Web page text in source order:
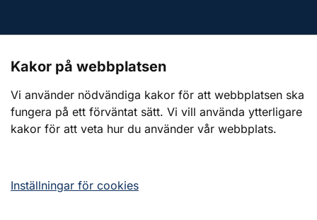
Webbplatsen
Om webbplatsen
Kakor på webbplatsen
Vi använder nödvändiga kakor för att webbplatsen ska
fungera på ett förväntat sätt. Vi vill använda ytterligare
kakor för att veta hur du använder vår webbplats.
Inställningar för cookies